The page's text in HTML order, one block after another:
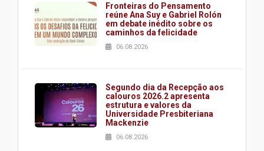
Fronteiras do Pensamento
reúne Ana Suy e Gabriel Rolón
em debate inédito sobre os
caminhos da felicidade
06.08.2026
Segundo dia da Recepção aos
calouros 2026.2 apresenta
estrutura e valores da
Universidade Presbiteriana
Mackenzie
06.08.2026